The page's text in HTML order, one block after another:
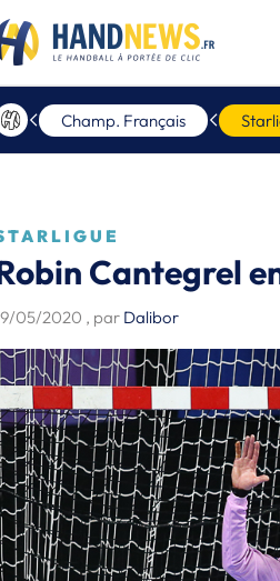
Champ. Français
Cantegrel
05/2020 , par Dalibor